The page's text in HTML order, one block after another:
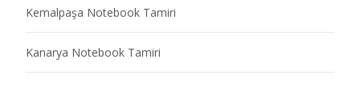
Kemalpaşa Notebook Tamiri
Kanarya Notebook Tamiri